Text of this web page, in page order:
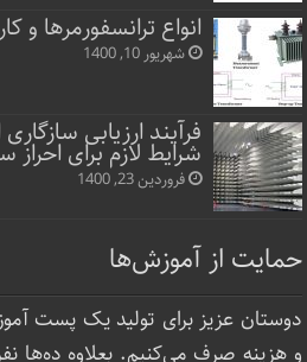
انواع ترانسفورمرها و
شهریور 10, 1400
فرآیند ارزیابی
شرایط لازم برای احراز
فروردین 23, 1400
حمایت از آموزش‌ها
دوستان عزیز برای تولید یک پست
و هزینه صرف می‌کنیم. بعلاوه ده‌ها